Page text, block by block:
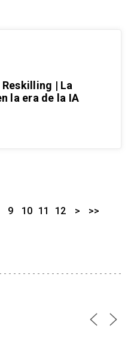
| La
la era de la IA
9 10 11 12 > >>